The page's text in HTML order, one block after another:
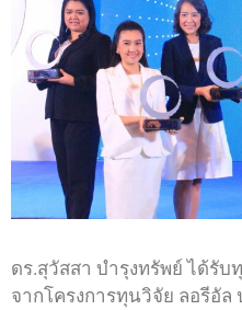
ดร.สุวัสสา บำรุงทรัพย์ ได้รั
จากโครงการทุนวิจัย ลอรีอัล